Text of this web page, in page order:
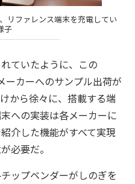
リファレンス端末を充電してい
子
ていたように、この
ーカーへのサンプル出荷が
から徐々に、搭載する端
への実装は各メーカーに
介した機能がすべて実現
必要だ。
ップベンダーがしのぎを